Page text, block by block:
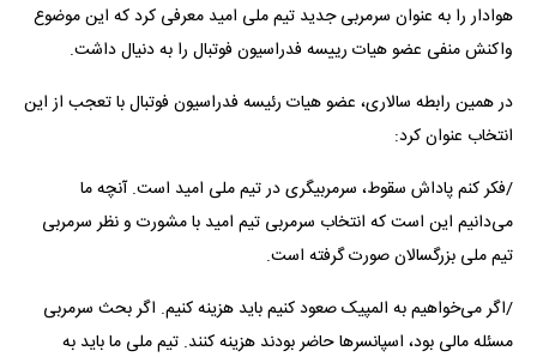
هوادار را به عنوان سرمربی جدید تیم ملی امید معرفی کرد که این موضوع
واکنش‌ منفی عضو هیات رییسه فدراسیون فوتبال را به دنیال داشت.
در همین رابطه سالاری، عضو هیات رئیسه فدراسیون فوتبال با تعجب از این
انتخاب عنوان کرد:
/فکر کنم پاداش سقوط، سرمربیگری در تیم ملی امید است. آنچه ما
می‌دانیم این است که انتخاب سرمربی تیم امید با مشورت و نظر سرمربی
تیم ملی بزرگسالان صورت گرفته است.
/اگر می‌خواهیم به المپیک صعود کنیم باید هزینه کنیم. اگر بحث سرمربی
مسئله مالی بود، اسپانسرها حاضر بودند هزینه کنند. تیم ملی ما باید به